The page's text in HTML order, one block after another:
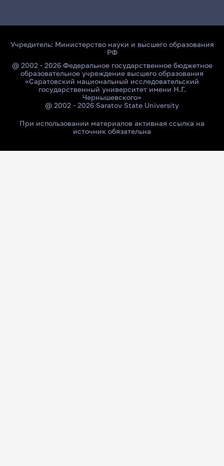
Учредитель: Министерство науки и высшего образования
РФ
@ 2002 - 2026 Федеральное государственное бюджетное
образовательное учреждение высшего образования
«Саратовский национальный исследовательский
государственный университет имени Н.Г.
Чернышевского»
@ 2002 - 2026 Saratov State University
При использовании материалов активная ссылка на
источник обязательна